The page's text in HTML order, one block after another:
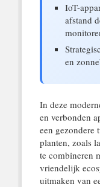
IoT-
afstand
en
In deze
en verbonden
een gezondere
planten, zoals
te combineren
vriendelijk
uitmaken van